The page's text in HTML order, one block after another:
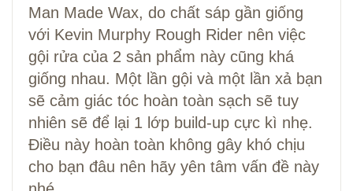
Man Made Wax, do chất sáp gần giống
với Kevin Murphy Rough Rider nên việc
gội rửa của 2 sản phẩm này cũng khá
giống nhau. Một lần gội và một lần xả bạn
sẽ cảm giác tóc hoàn toàn sạch sẽ tuy
nhiên sẽ để lại 1 lớp build-up cực kì nhẹ.
Điều này hoàn toàn không gây khó chịu
cho bạn đâu nên hãy yên tâm vấn đề này